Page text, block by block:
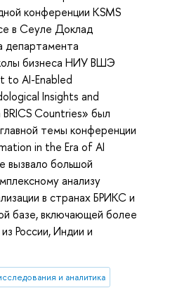
конференции KSMS
в Сеуле Доклад
департамента
бизнеса НИУ ВШЭ
to AI-Enabled
Insights and
Countries» был
темы конференции
in the Era of AI
вызвало большой
анализу
в странах БРИКС и
базе, включающей более
России, Индии и
и аналитика